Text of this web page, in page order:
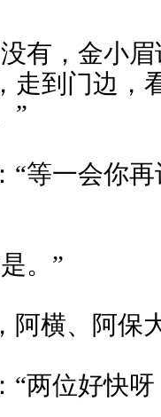
有，金小
走到门边，
”
等一会你
。”
横、阿保
两位好快呀